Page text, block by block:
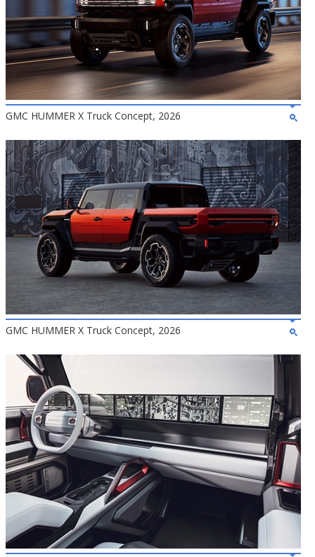
GMC HUMMER X Truck Concept, 2026
GMC HUMMER X Truck Concept, 2026